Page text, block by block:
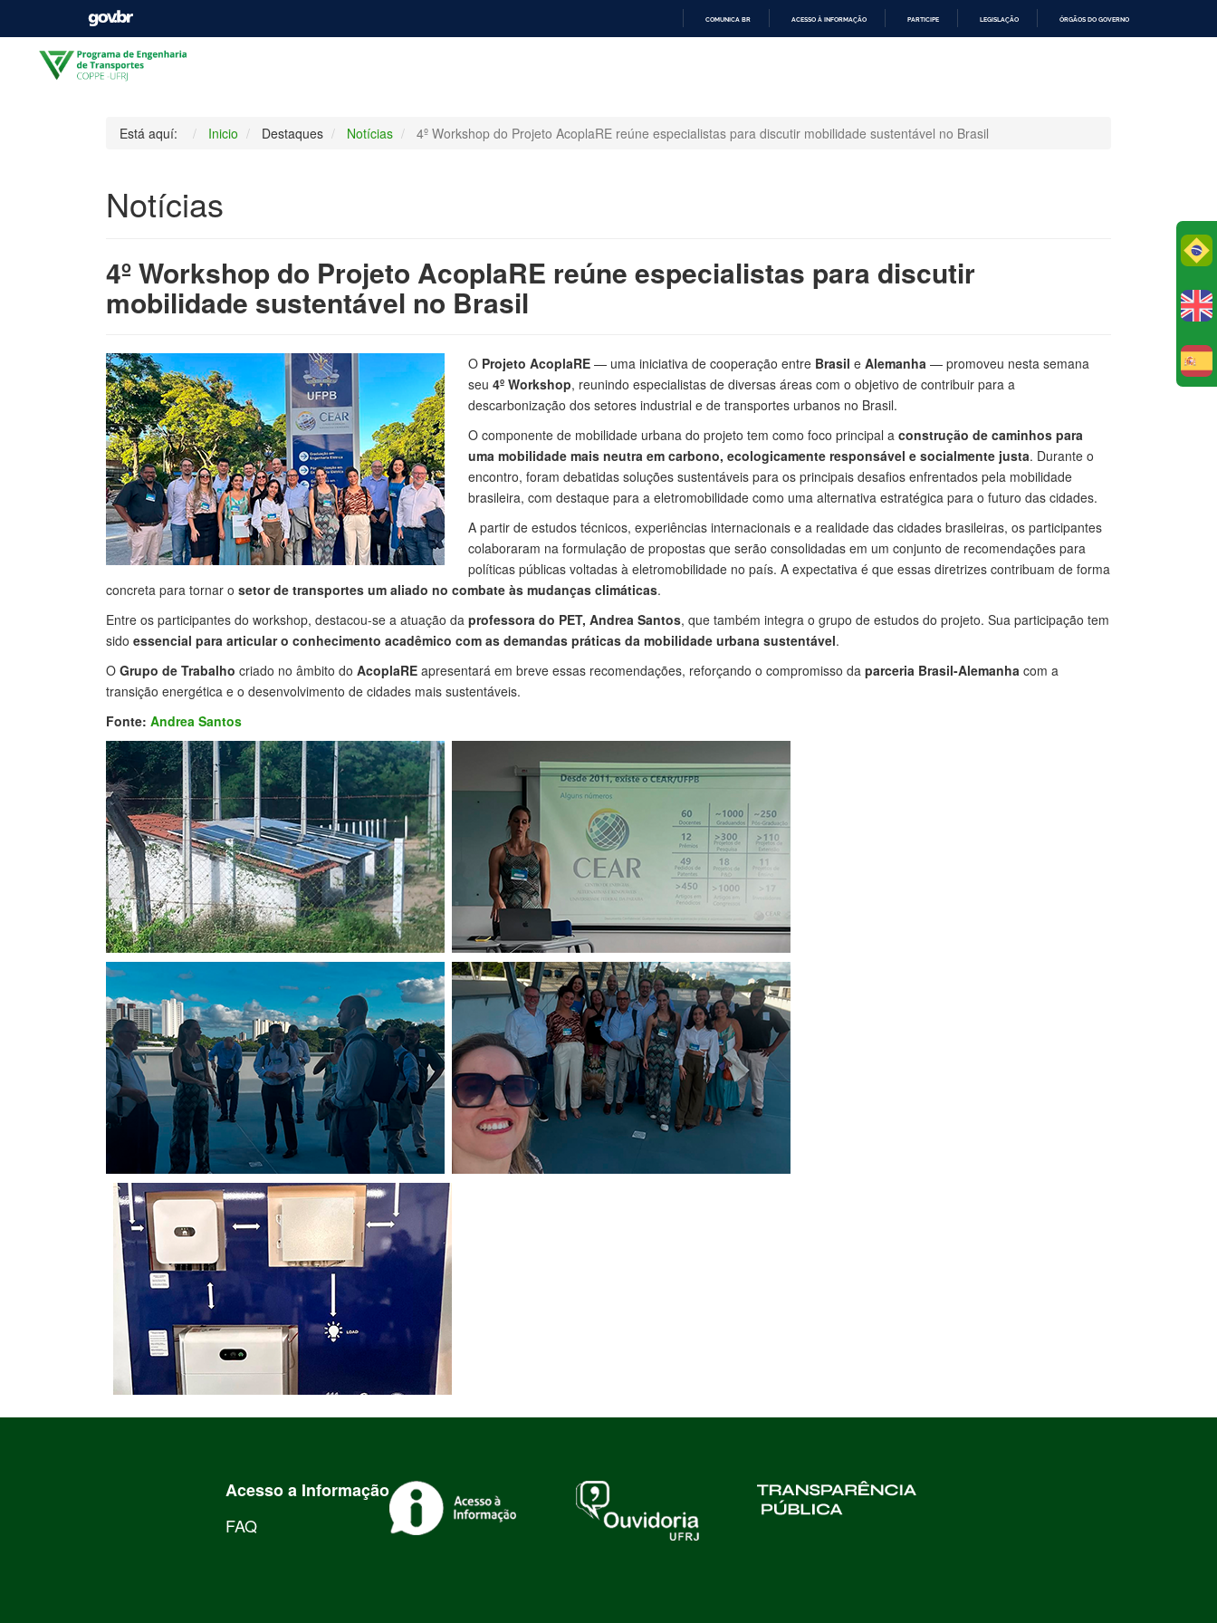
COMUNICA BR ACESSO À INFORMAÇÃO PARTICIPE LEGISLAÇÃO ÓRGÃOS DO GOVERNO
Está aquí: Inicio Destaques Notícias 4º Workshop do Projeto AcoplaRE reúne especialistas para discutir mobilidade sustentável no Brasil
Notícias
4º Workshop do Projeto AcoplaRE reúne especialistas para discutir
mobilidade sustentável no Brasil
O Projeto AcoplaRE — uma iniciativa de cooperação entre Brasil e Alemanha — promoveu nesta semana
seu 4º Workshop, reunindo especialistas de diversas áreas com o objetivo de contribuir para a
descarbonização dos setores industrial e de transportes urbanos no Brasil.
O componente de mobilidade urbana do projeto tem como foco principal a construção de caminhos para
uma mobilidade mais neutra em carbono, ecologicamente responsável e socialmente justa. Durante o
encontro, foram debatidas soluções sustentáveis para os principais desafios enfrentados pela mobilidade
brasileira, com destaque para a eletromobilidade como uma alternativa estratégica para o futuro das cidades.
A partir de estudos técnicos, experiências internacionais e a realidade das cidades brasileiras, os participantes
colaboraram na formulação de propostas que serão consolidadas em um conjunto de recomendações para
políticas públicas voltadas à eletromobilidade no país. A expectativa é que essas diretrizes contribuam de forma
concreta para tornar o setor de transportes um aliado no combate às mudanças climáticas.
Entre os participantes do workshop, destacou-se a atuação da professora do PET, Andrea Santos, que também integra o grupo de estudos do projeto. Sua participação tem
sido essencial para articular o conhecimento acadêmico com as demandas práticas da mobilidade urbana sustentável.
O Grupo de Trabalho criado no âmbito do AcoplaRE apresentará em breve essas recomendações, reforçando o compromisso da parceria Brasil-Alemanha com a
transição energética e o desenvolvimento de cidades mais sustentáveis.
Fonte: Andrea Santos
Acesso a Informação
FAQ